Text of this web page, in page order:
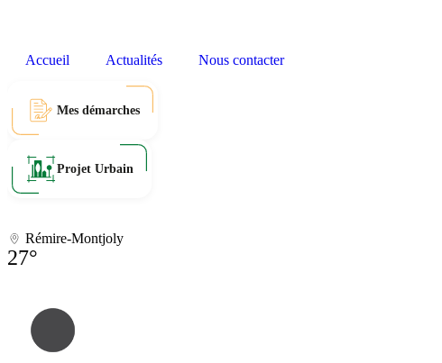
Accueil Actualités Nous contacter
Mes démarches
Projet Urbain
Rémire-Montjoly
27°